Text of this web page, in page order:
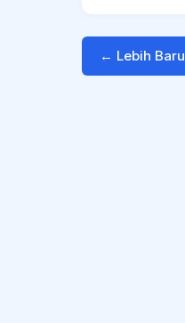
← Lebih Baru